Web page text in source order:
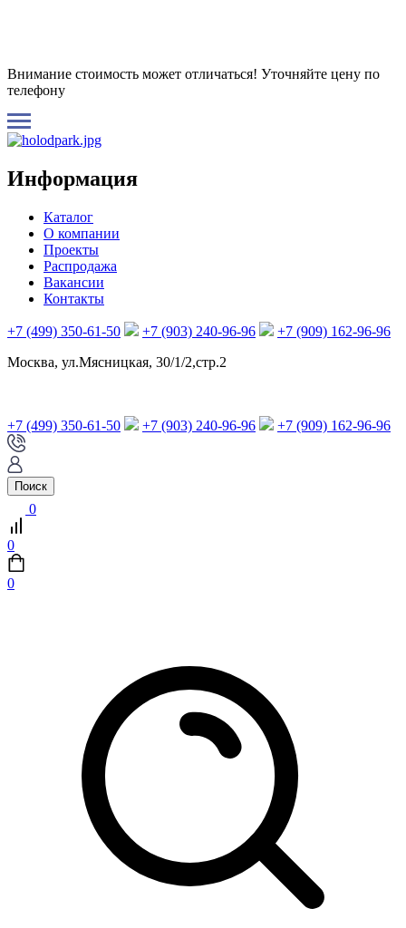
Внимание стоимость может отличаться! Уточняйте цену по
телефону
Информация
Каталог
О компании
Проекты
Распродажа
Вакансии
Контакты
+7 (499) 350-61-50 +7 (903) 240-96-96
+7 (909) 162-96-96
Москва, ул.Мясницкая, 30/1/2,стр.2
+7 (499) 350-61-50 +7 (903) 240-96-96 +7 (909) 162-96-96
Поиск
0
0
0